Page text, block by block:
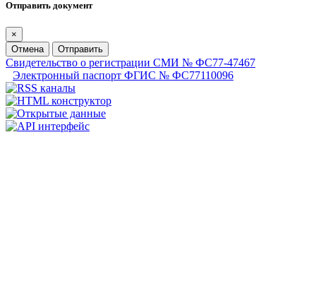
Отправить документ
×
Отмена
Отправить
Свидетельство о регистрации СМИ № ФС77-47467
Электронный паспорт ФГИС № ФС77110096